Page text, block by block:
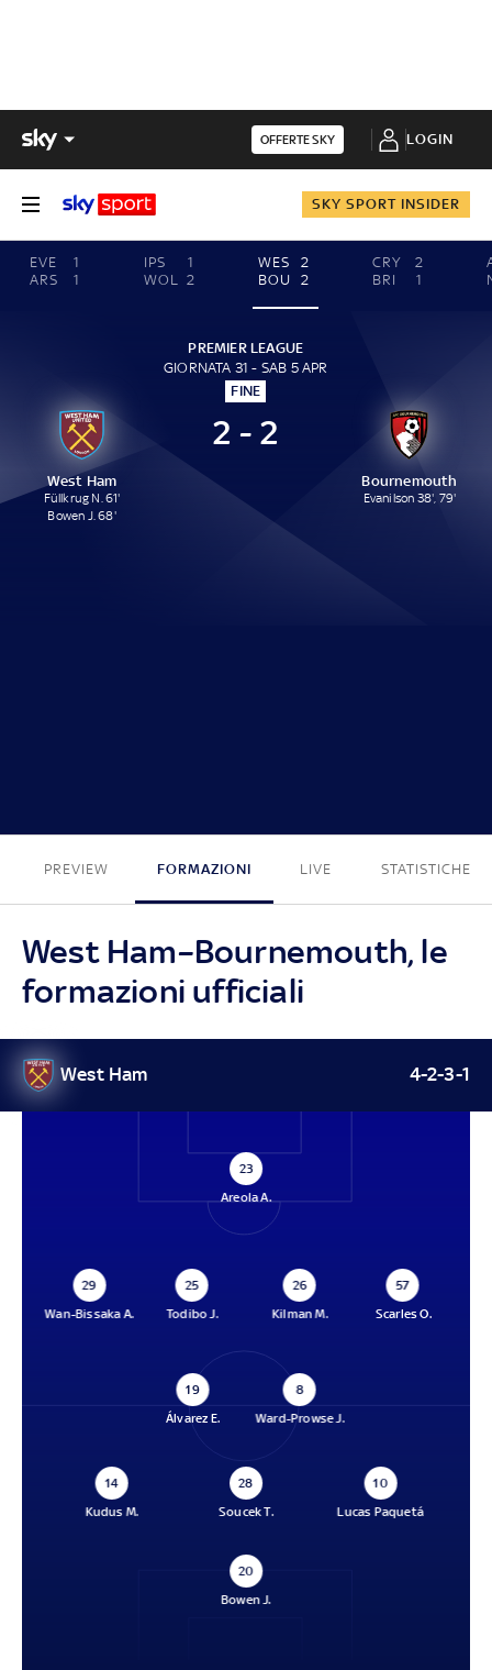
OFFERTE SKY LOGIN
SKY SPORT INSIDER
EVE
1
ARS
1
IPS
1
WOL
2
WES
2
BOU
2
CRY
2
BRI
1
PREMIER LEAGUE
GIORNATA 31 - SAB 5 APR
FINE
West Ham
Füllkrug N. 61'
Bowen J. 68'
2 - 2
Bournemouth
Evanilson 38', 79'
PREVIEW FORMAZIONI LIVE STATISTICHE
West Ham–Bournemouth, le
formazioni ufficiali
West Ham 4-2-3-1
23
Areola A.
29
Wan-Bissaka A.
25
Todibo J.
26
Kilman M.
57
Scarles O.
19
Álvarez E.
8
Ward-Prowse J.
14
Kudus M.
28
Soucek T.
10
Lucas Paquetá
20
Bowen J.